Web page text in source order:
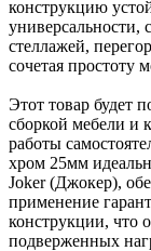
конструкцию
универсальности,
стеллажей,
сочетая простоту
Этот товар будет
сборкой мебели и
работы
хром 25мм
Joker (Джокер),
применение
конструкции, что
подверженных